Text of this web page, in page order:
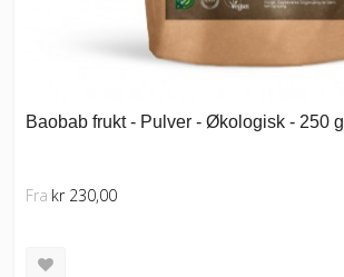
Baobab frukt - Pulver - Økologisk - 250 g
Fra kr 230,00